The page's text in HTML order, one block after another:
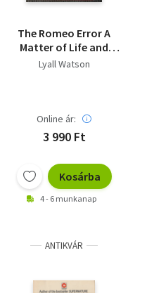
The Romeo Error A
Matter of Life and
Death
Lyall Watson
Online ár:
3 990 Ft
Kosárba
4 - 6 munkanap
ANTIKVÁR